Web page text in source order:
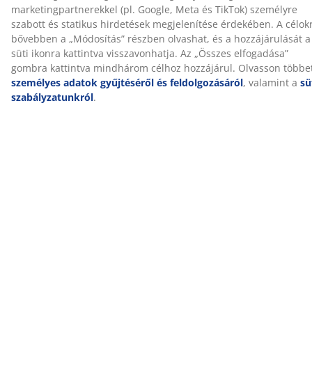
A márkáról
Kiszállítás